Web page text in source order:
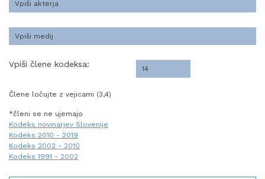
Vpiši člene kodeksa:
Člene ločujte z vejicami (3,4)
*členi se ne ujemajo
Kodeks novinarjev Slovenije
Kodeks 2010 - 2019
Kodeks 2002 - 2010
Kodeks 1991 - 2002